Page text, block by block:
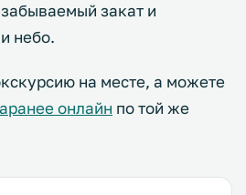
закат и
небо.
на месте, а можете
онлайн по той же